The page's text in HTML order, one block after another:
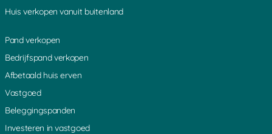
Huis verkopen vanuit buitenland
Pand verkopen
Bedrijfspand verkopen
Afbetaald huis erven
Vastgoed
Beleggingspanden
Investeren in vastgoed